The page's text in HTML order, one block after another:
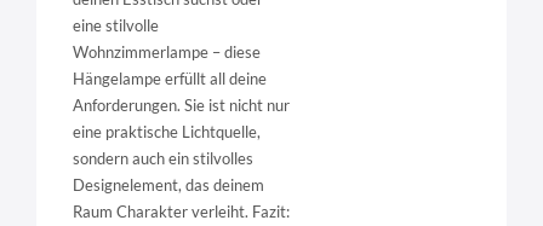
eine stilvolle
Wohnzimmerlampe – diese
Hängelampe erfüllt all deine
Anforderungen. Sie ist nicht nur
eine praktische Lichtquelle,
sondern auch ein stilvolles
Designelement, das deinem
Raum Charakter verleiht. Fazit: